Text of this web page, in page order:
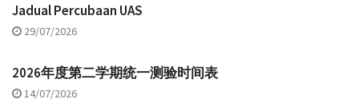
Jadual Percubaan UAS
29/07/2026
2026年度第二学期统一测验时间表
14/07/2026